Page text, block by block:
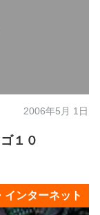
2006年5月 1日
１０
インターネット